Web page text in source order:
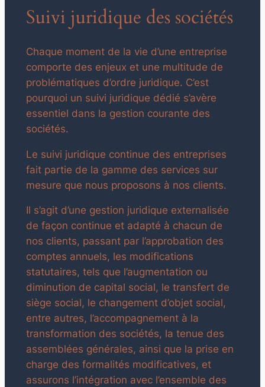
Suivi juridique des sociétés
Chaque moment de la vie d’une entreprise
comporte des enjeux et une multitude de
problématiques d’ordre juridique. C’est
pourquoi un suivi juridique dédié s’avère
essentiel dans la gestion courante des
sociétés.
Le suivi juridique continue des entreprises
fait partie de la gamme des services sur
mesure que nous proposons à nos clients.
Il s’agit d’une gestion juridique externalisée
de façon continue et adapté à chacun de
nos clients, passant par l’approbation des
comptes annuels, les modifications
statutaires, tels que l’augmentation ou
diminution de capital social, le transfert de
siège social, le changement d’objet social,
entre autres, l’accompagnement à la
transformation des sociétés, la tenue des
assemblées générales, ainsi que la prise en
charge des formalités modificatives, et
assurons l’intégration avec l’ensemble des